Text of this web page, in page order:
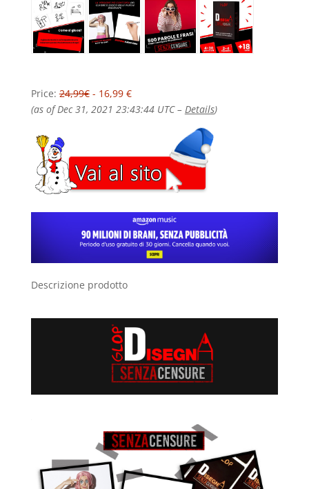
Price:24,99€- 16,99 €
(as of Dec 31, 2021 23:43:44 UTC – Details)
Descrizione prodotto